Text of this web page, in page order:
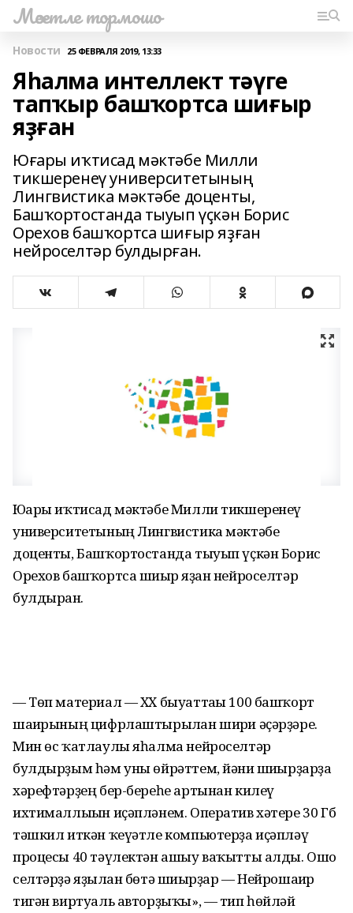
Мәсетле тормошо
Новости 25 ФЕВРАЛЯ 2019, 13:33
Яһалма интеллект тәүге
тапҡыр башҡортса шиғыр
яҙған
Юғары иҡтисад мәктәбе Милли
тикшеренеү университетының
Лингвистика мәктәбе доценты,
Башҡортостанда тыуып үҫкән Борис
Орехов башҡортса шиғыр яҙған
нейроселтәр булдырған.
Юғары иҡтисад мәктәбе Милли тикшеренеү
университетының Лингвистика мәктәбе
доценты, Башҡортостанда тыуып үҫкән Борис
Орехов башҡортса шиғыр яҙған нейроселтәр
булдырған.
— Төп материал — XX быуаттағы 100 башҡорт
шағирының цифрлаштырылған шиғри әҫәрҙәре.
Мин өс ҡатлаулы яһалма нейроселтәр
булдырҙым һәм уны өйрәттем, йәғни шиғырҙарҙа
хәрефтәрҙең бер-береһе артынан килеү
ихтималлығын иҫәпләнем. Оператив хәтере 30 Гб
тәшкил иткән ҡеүәтле компьютерҙа иҫәпләү
процесы 40 тәүлектән ашыу ваҡытты алды. Ошо
селтәрҙә яҙылған бөтә шиғырҙар — Нейрошағир
тигән виртуаль авторҙыҡы», — тип һөйләй